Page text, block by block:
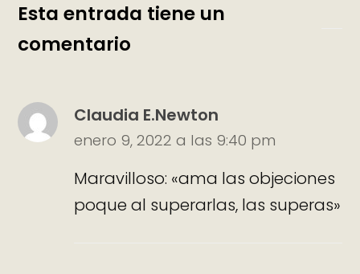
Esta entrada tiene un
comentario
Claudia E.Newton
enero 9, 2022 a las 9:40 pm
Maravilloso: «ama las objeciones
poque al superarlas, las superas»